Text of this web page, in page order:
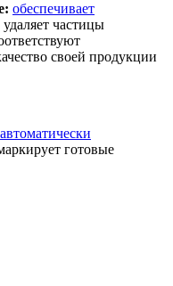
обеспечивает
удаляет частицы
своей продукции
автоматически
готовые